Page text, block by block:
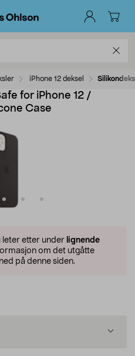
iPhone 12 deksel
for iPhone 12 /
Case
leter etter under lignende
om det utgåtte
på denne siden.